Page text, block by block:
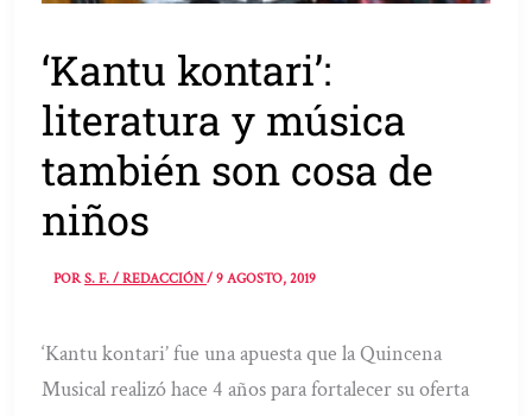
‘Kantu kontari’:
literatura y música
también son cosa de
niños
PORS. F. / REDACCIÓN/9 AGOSTO, 2019
‘Kantu kontari’ fue una apuesta que la Quincena
Musical realizó hace 4 años para fortalecer su oferta